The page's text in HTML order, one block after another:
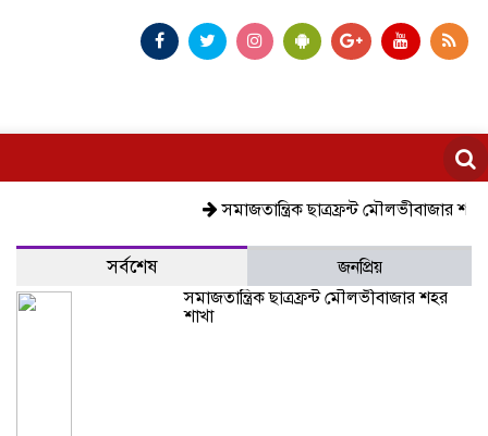
সমাজতান্ত্রিক ছাত্রফ্রন্ট মৌলভীবাজার শহর শাখা
সর্বশেষ
জনপ্রিয়
সমাজতান্ত্রিক ছাত্রফ্রন্ট মৌলভীবাজার শহর
শাখা